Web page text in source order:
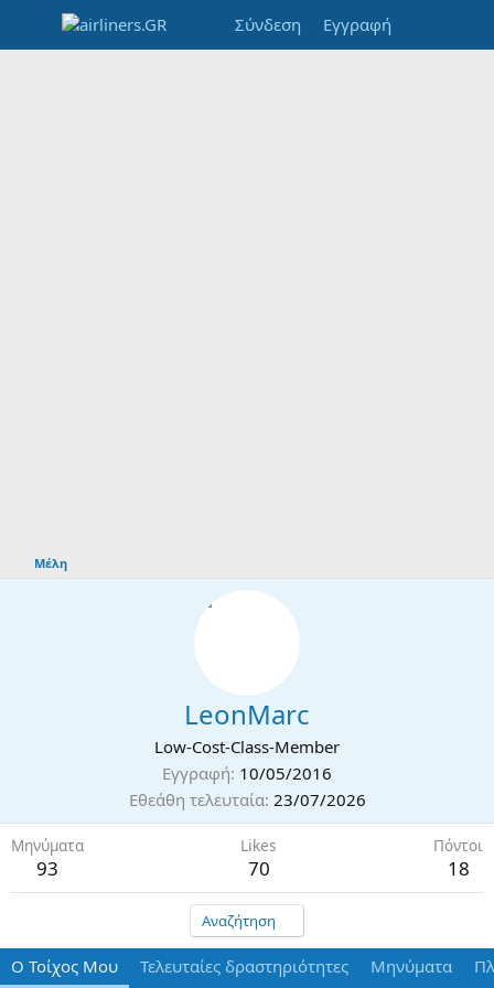
Σύνδεση Εγγραφή
Μέλη
LeonMarc
Low-Cost-Class-Member
Εγγραφή 10/05/2016
Εθεάθη τελευταία 23/07/2026
Μηνύματα
93
Likes
70
Πόντοι
18
Αναζήτηση
Ο Τοίχος Μου Τελευταίες δραστηριότητες Μηνύματα